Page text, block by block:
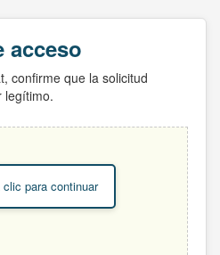
acceso
confirme que la solicitud
legítimo.
clic para continuar